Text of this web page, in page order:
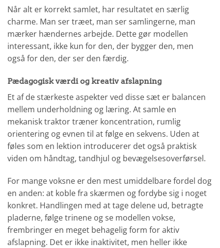
Når alt er korrekt samlet, har resultatet en særlig
charme. Man ser træet, man ser samlingerne, man
mærker hændernes arbejde. Dette gør modellen
interessant, ikke kun for den, der bygger den, men
også for den, der ser den færdig.
Pædagogisk værdi og kreativ afslapning
Et af de stærkeste aspekter ved disse sæt er balancen
mellem underholdning og læring. At samle en
mekanisk traktor træner koncentration, rumlig
orientering og evnen til at følge en sekvens. Uden at
føles som en lektion introducerer det også praktisk
viden om håndtag, tandhjul og bevægelsesoverførsel.
For mange voksne er den mest umiddelbare fordel dog
en anden: at koble fra skærmen og fordybe sig i noget
konkret. Handlingen med at tage delene ud, betragte
pladerne, følge trinene og se modellen vokse,
frembringer en meget behagelig form for aktiv
afslapning. Det er ikke inaktivitet, men heller ikke